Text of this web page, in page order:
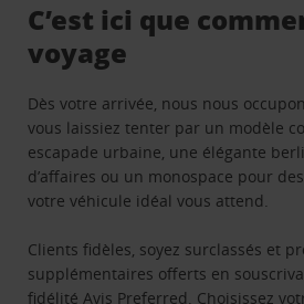
C’est ici que
voyage
Dès votre arrivée, nous nous
vous laissiez tenter par un modèle
escapade urbaine, une élégante
d’affaires ou un monospace pour
votre véhicule idéal vous attend.
Clients fidèles, soyez surclassés et
supplémentaires offerts en
fidélitéAvis Preferred. Choisissez